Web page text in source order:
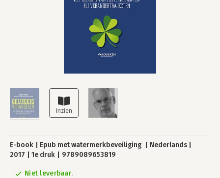
E-book Epub met watermerkbeveiliging
Nederlands
2017
1e druk 9789089653819
Niet leverbaar.